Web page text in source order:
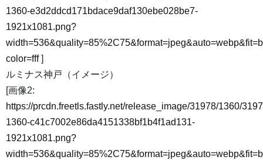
1360-e3d2ddcd171bdace9daf130ebe028be7-
1921x1081.png?
color=fff]
ルミナス神戸（イメージ）
[画像2:
https://prcdn.freetls.fastly.net/release_image/31978/1360/
1360-c41c7002e86da4151338bf1b4f1ad131-
1921x1081.png?